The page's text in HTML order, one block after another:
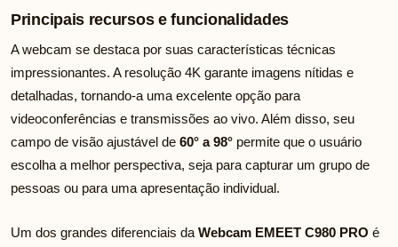
Principais recursos e funcionalidades
A webcam se destaca por suas características técnicas
impressionantes. A resolução 4K garante imagens nítidas e
detalhadas, tornando-a uma excelente opção para
videoconferências e transmissões ao vivo. Além disso, seu
campo de visão ajustável de 60° a 98° permite que o usuário
escolha a melhor perspectiva, seja para capturar um grupo de
pessoas ou para uma apresentação individual.
Um dos grandes diferenciais da Webcam EMEET C980 PRO é